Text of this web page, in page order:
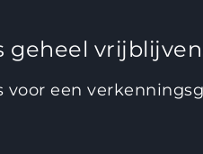
geheel
een